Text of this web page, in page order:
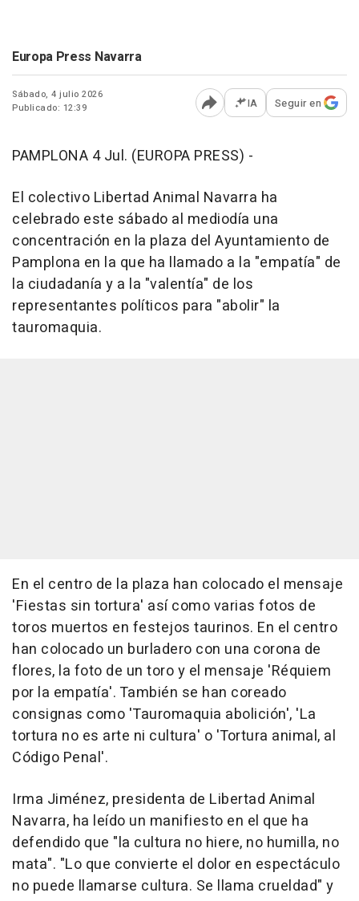
Europa Press Navarra
Sábado, 4 julio 2026
Publicado: 12:39
Abrir opciones para
IA Seguir en
PAMPLONA 4 Jul. (EUROPA PRESS) -
El colectivo Libertad Animal Navarra ha
celebrado este sábado al mediodía una
concentración en la plaza del Ayuntamiento de
Pamplona en la que ha llamado a la "empatía" de
la ciudadanía y a la "valentía" de los
representantes políticos para "abolir" la
tauromaquia.
En el centro de la plaza han colocado el mensaje
'Fiestas sin tortura' así como varias fotos de
toros muertos en festejos taurinos. En el centro
han colocado un burladero con una corona de
flores, la foto de un toro y el mensaje 'Réquiem
por la empatía'. También se han coreado
consignas como 'Tauromaquia abolición', 'La
tortura no es arte ni cultura' o 'Tortura animal, al
Código Penal'.
Irma Jiménez, presidenta de Libertad Animal
Navarra, ha leído un manifiesto en el que ha
defendido que "la cultura no hiere, no humilla, no
mata". "Lo que convierte el dolor en espectáculo
no puede llamarse cultura. Se llama crueldad" y